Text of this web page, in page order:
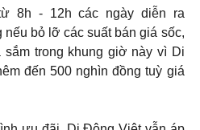
8h - 12h các ngày diễn ra
bỏ lỡ các suất bán giá sốc,
sắm trong khung giờ này vì Di
đến 500 nghìn đồng tuỳ giá